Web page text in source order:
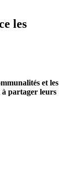
les
et les
partager leurs